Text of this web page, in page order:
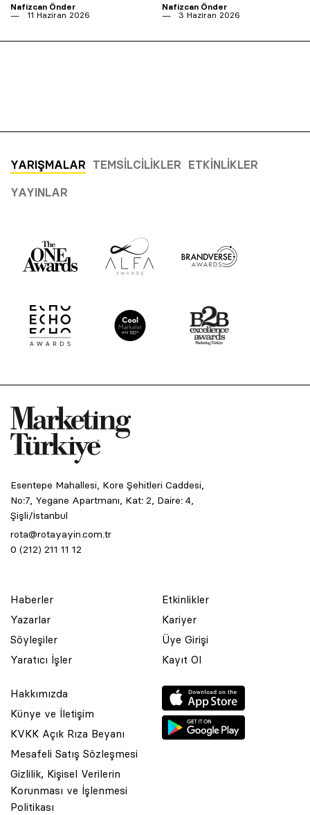
Nafizcan Önder
11 Haziran 2026
Nafizcan Önder
3 Haziran 2026
YARIŞMALAR TEMSILCILIKLER ETKINLIKLER
YAYINLAR
Esentepe Mahallesi, Kore Şehitleri Caddesi,
No:7, Yegane Apartmanı, Kat: 2, Daire: 4,
Şişli/İstanbul
rota@rotayayin.com.tr
0 (212) 211 11 12
Haberler
Yazarlar
Söyleşiler
Yaratıcı İşler
Etkinlikler
Kariyer
Üye Girişi
Kayıt Ol
Hakkımızda
Künye ve İletişim
KVKK Açık Rıza Beyanı
Mesafeli Satış Sözleşmesi
Gizlilik, Kişisel Verilerin
Korunması ve İşlenmesi
Politikası
© 2001 Rota Yayın Yapım Tanıtım Tic. Ltd. Şti. Bu Sitede Bulunan